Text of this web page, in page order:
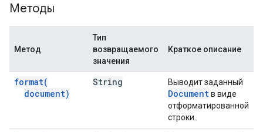
Методы
Метод
Тип
возвращаемого
значения
Краткое описание
format(
document)
String Выводит заданный
Documentв виде
отформатированной
строки.